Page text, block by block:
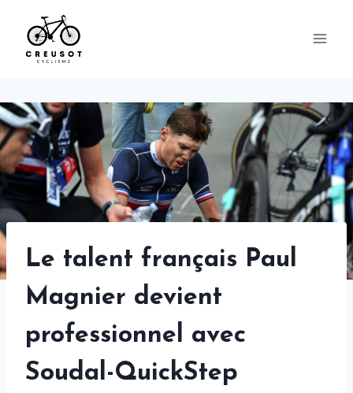
content
Le talent français Paul
Magnier devient
professionnel avec
Soudal-QuickStep